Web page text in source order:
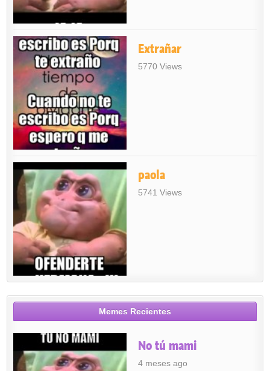
Extrañar
5770 Views
paola
5741 Views
Memes Recientes
No tú mami
4 meses ago